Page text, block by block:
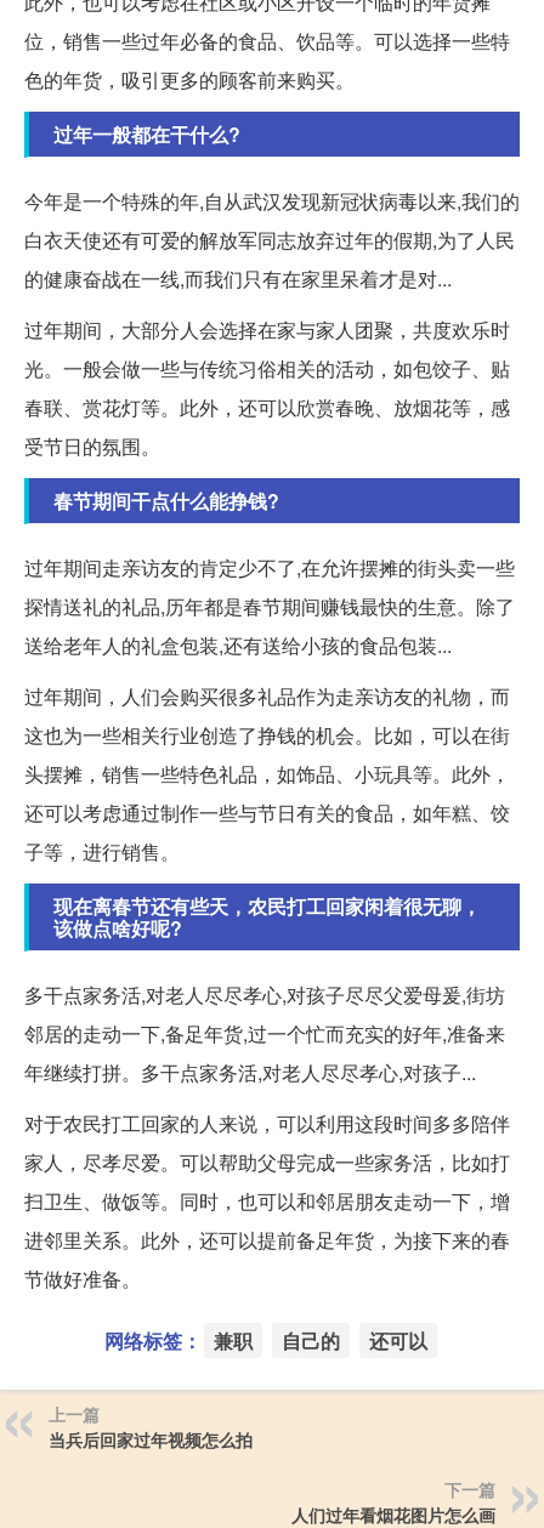
位，销售一些过年必备的食品、饮品等。可以选择一些特
色的年货，吸引更多的顾客前来购买。
过年一般都在干什么?
今年是一个特殊的年,自从武汉发现新冠状病毒以来,我们的
白衣天使还有可爱的解放军同志放弃过年的假期,为了人民
的健康奋战在一线,而我们只有在家里呆着才是对...
过年期间，大部分人会选择在家与家人团聚，共度欢乐时
光。一般会做一些与传统习俗相关的活动，如包饺子、贴
春联、赏花灯等。此外，还可以欣赏春晚、放烟花等，感
受节日的氛围。
春节期间干点什么能挣钱?
过年期间走亲访友的肯定少不了,在允许摆摊的街头卖一些
探情送礼的礼品,历年都是春节期间赚钱最快的生意。除了
送给老年人的礼盒包装,还有送给小孩的食品包装...
过年期间，人们会购买很多礼品作为走亲访友的礼物，而
这也为一些相关行业创造了挣钱的机会。比如，可以在街
头摆摊，销售一些特色礼品，如饰品、小玩具等。此外，
还可以考虑通过制作一些与节日有关的食品，如年糕、饺
子等，进行销售。
现在离春节还有些天，农民打工回家闲着很无聊，
该做点啥好呢?
多干点家务活,对老人尽尽孝心,对孩子尽尽父爱母爰,街坊
邻居的走动一下,备足年货,过一个忙而充实的好年,准备来
年继续打拼。多干点家务活,对老人尽尽孝心,对孩子...
对于农民打工回家的人来说，可以利用这段时间多多陪伴
家人，尽孝尽爱。可以帮助父母完成一些家务活，比如打
扫卫生、做饭等。同时，也可以和邻居朋友走动一下，增
进邻里关系。此外，还可以提前备足年货，为接下来的春
节做好准备。
网络标签： 兼职 自己的 还可以
上一篇
当兵后回家过年视频怎么拍
下一篇
人们过年看烟花图片怎么画